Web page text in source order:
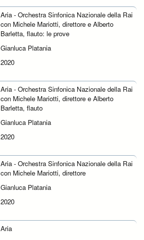
Aria - Orchestra Sinfonica Nazionale della Rai
con Michele Mariotti, direttore e Alberto
Barletta, flauto: le prove
Gianluca Platania
2020
Aria - Orchestra Sinfonica Nazionale della Rai
con Michele Mariotti, direttore e Alberto
Barletta, flauto
Gianluca Platania
2020
Aria - Orchestra Sinfonica Nazionale della Rai
con Michele Mariotti, direttore
Gianluca Platania
2020
Aria